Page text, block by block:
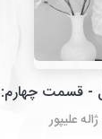
- قسمت چهارم:
علیپور